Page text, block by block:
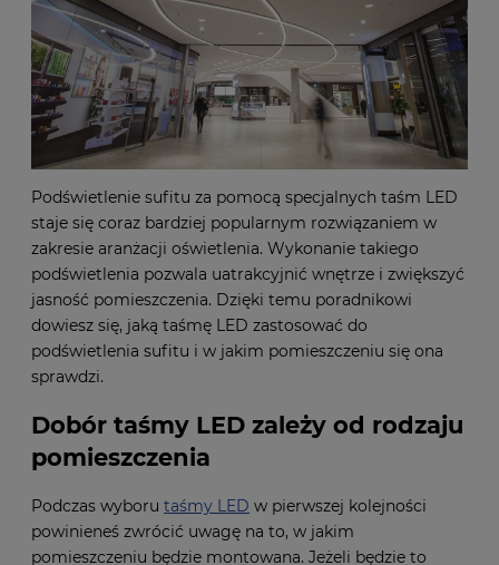
Podświetlenie sufitu za pomocą specjalnych taśm LED
staje się coraz bardziej popularnym rozwiązaniem w
zakresie aranżacji oświetlenia. Wykonanie takiego
podświetlenia pozwala uatrakcyjnić wnętrze i zwiększyć
jasność pomieszczenia. Dzięki temu poradnikowi
dowiesz się, jaką taśmę LED zastosować do
podświetlenia sufitu i w jakim pomieszczeniu się ona
sprawdzi.
Dobór taśmy LED zależy od rodzaju
pomieszczenia
Podczas wyboru taśmy LED w pierwszej kolejności
powinieneś zwrócić uwagę na to, w jakim
pomieszczeniu będzie montowana. Jeżeli będzie to